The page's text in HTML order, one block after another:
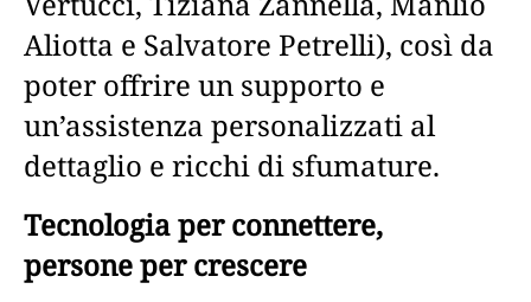
Aliotta e Salvatore Petrelli), così da
poter offrire un supporto e
un’assistenza personalizzati al
dettaglio e ricchi di sfumature.
Tecnologia per connettere,
persone per crescere